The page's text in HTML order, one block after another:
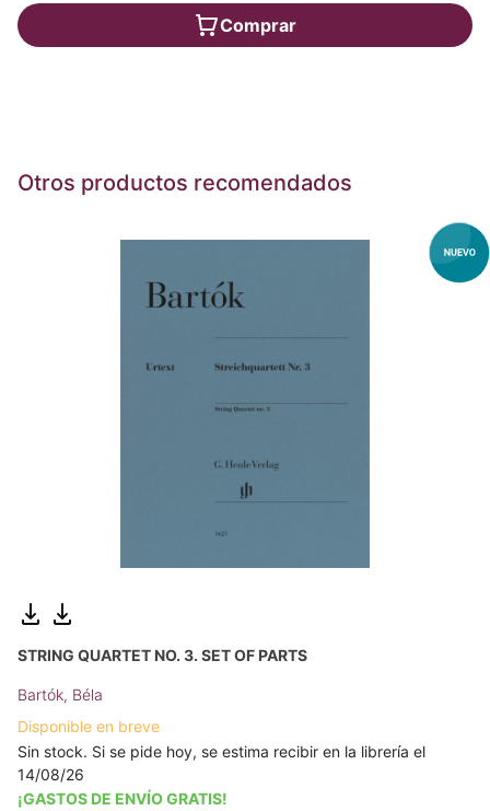
Comprar
Otros productos recomendados
STRING QUARTET NO. 3. SET OF PARTS
Bartók, Béla
Disponible en breve
Sin stock. Si se pide hoy, se estima recibir en la librería el
14/08/26
¡GASTOS DE ENVÍO GRATIS!